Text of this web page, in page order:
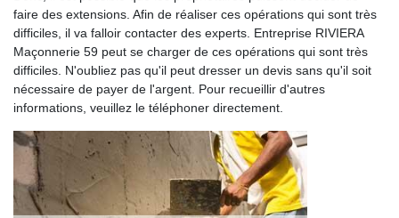
faire des extensions. Afin de réaliser ces opérations qui sont très
difficiles, il va falloir contacter des experts. Entreprise RIVIERA
Maçonnerie 59 peut se charger de ces opérations qui sont très
difficiles. N'oubliez pas qu'il peut dresser un devis sans qu'il soit
nécessaire de payer de l'argent. Pour recueillir d'autres
informations, veuillez le téléphoner directement.